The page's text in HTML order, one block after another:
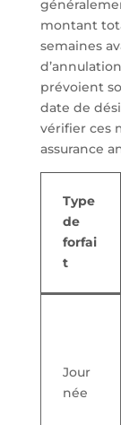
montant
semaines
prévoient
date de
vérifier ces
assurance
Type
de
forfai
t
Jour
née